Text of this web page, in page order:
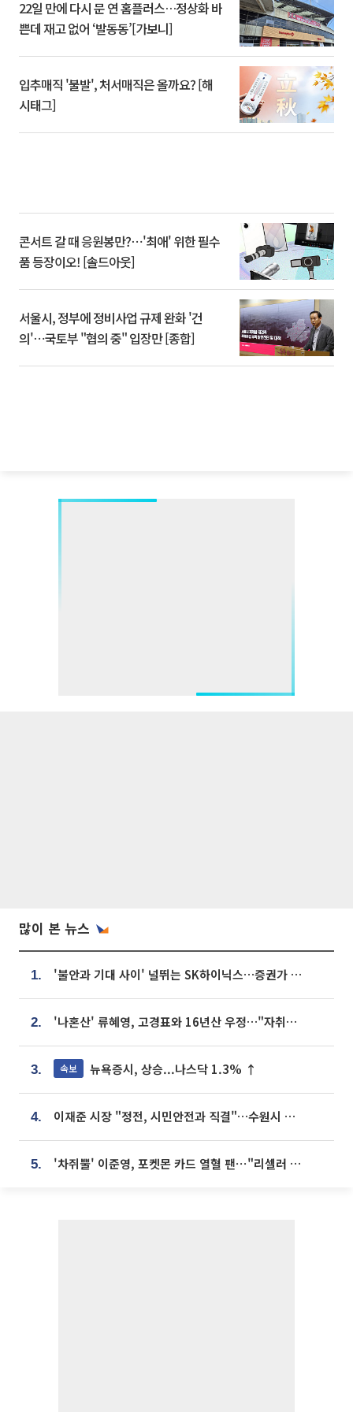
22일 만에 다시 문 연 홈플러스…정상화 바
쁜데 재고 없어 ‘발동동’[가보니]
입추매직 '불발', 처서매직은 올까요? [해
시태그]
콘서트 갈 때 응원봉만?⋯'최애' 위한 필수
품 등장이오! [솔드아웃]
서울시, 정부에 정비사업 규제 완화 '건
의'⋯국토부 "협의 중" 입장만 [종합]
많이 본 뉴스
1. '불안과 기대 사이' 널뛰는 SK하이닉스…증권가 "HBM4·LTA 기반 펀터멘털 견고"
2. '나혼산' 류혜영, 고경표와 16년산 우정…"자취방서 부모님과 마주쳐"
3. 속보 뉴욕증시, 상승...나스닥 1.3% ↑
4. 이재준 시장 "정전, 시민안전과 직결"…수원시 비상대응체계 가동
5. '차쥐뿔' 이준영, 포켓몬 카드 열혈 팬⋯"리셀러 처단할 것"